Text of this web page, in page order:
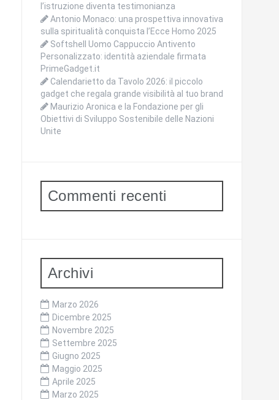
l’istruzione diventa testimonianza
Antonio Monaco: una prospettiva innovativa
sulla spiritualità conquista l’Ecce Homo 2025
Softshell Uomo Cappuccio Antivento
Personalizzato: identità aziendale firmata
PrimeGadget.it
Calendarietto da Tavolo 2026: il piccolo
gadget che regala grande visibilità al tuo brand
Maurizio Aronica e la Fondazione per gli
Obiettivi di Sviluppo Sostenibile delle Nazioni
Unite
Commenti recenti
Archivi
Marzo 2026
Dicembre 2025
Novembre 2025
Settembre 2025
Giugno 2025
Maggio 2025
Aprile 2025
Marzo 2025